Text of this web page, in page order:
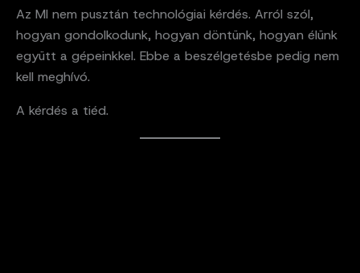
Az MI nem pusztán technológiai kérdés. Arról szól,
hogyan gondolkodunk, hogyan döntünk, hogyan élünk
együtt a gépeinkkel. Ebbe a beszélgetésbe pedig nem
kell meghívó.
A kérdés a tiéd.